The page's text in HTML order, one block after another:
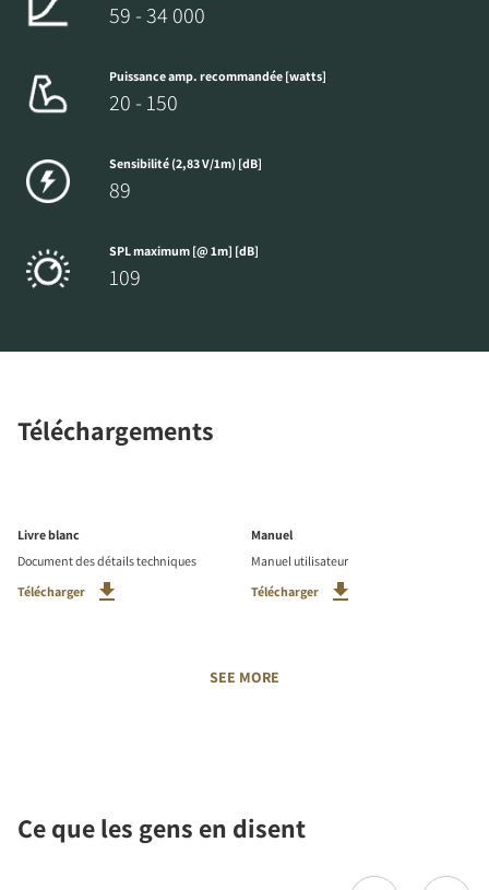
59 - 34 000
Puissance amp. recommandée [watts]
20 - 150
Sensibilité (2,83 V/1m) [dB]
89
SPL maximum [@ 1m] [dB]
109
Téléchargements
Livre blanc
Document des détails techniques
Télécharger
Manuel
Manuel utilisateur
Télécharger
SEE MORE
Ce que les gens en disent